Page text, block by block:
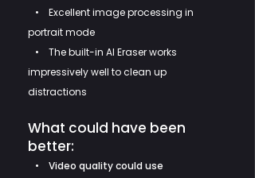
• Excellent image processing in
portrait mode
• The built-in AI Eraser works
impressively well to clean up
distractions
What could have been
better:
• Video quality could use